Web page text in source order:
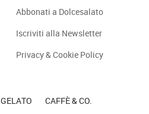
Abbonati a Dolcesalato
Iscriviti alla Newsletter
Privacy & Cookie Policy
GELATO CAFFÈ & CO.